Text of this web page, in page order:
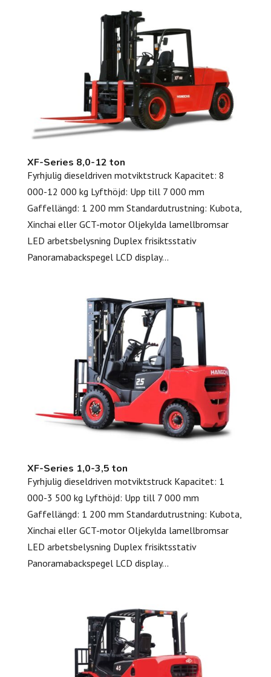
XF-Series 8,0-12 ton
Fyrhjulig dieseldriven motviktstruck Kapacitet: 8
000-12 000 kg Lyfthöjd: Upp till 7 000 mm
Gaffellängd: 1 200 mm Standardutrustning: Kubota,
Xinchai eller GCT-motor Oljekylda lamellbromsar
LED arbetsbelysning Duplex frisiktsstativ
Panoramabackspegel LCD display...
XF-Series 1,0-3,5 ton
Fyrhjulig dieseldriven motviktstruck Kapacitet: 1
000-3 500 kg Lyfthöjd: Upp till 7 000 mm
Gaffellängd: 1 200 mm Standardutrustning: Kubota,
Xinchai eller GCT-motor Oljekylda lamellbromsar
LED arbetsbelysning Duplex frisiktsstativ
Panoramabackspegel LCD display...